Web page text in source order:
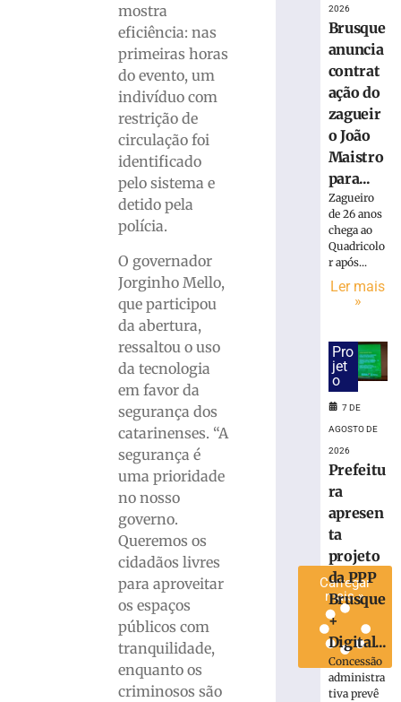
mostra
eficiência: nas
primeiras horas
do evento, um
indivíduo com
restrição de
circulação foi
identificado
pelo sistema e
detido pela
polícia.
O governador
Jorginho Mello,
que participou
da abertura,
ressaltou o uso
da tecnologia
em favor da
segurança dos
catarinenses. “A
segurança é
uma prioridade
no nosso
governo.
Queremos os
cidadãos livres
para aproveitar
os espaços
públicos com
tranquilidade,
enquanto os
criminosos são
Brusque
agosto
mais
Polícia
Civil
realiza
ação
contra
drogas
Bairro
Azambuja
agosto
mais
Carregar
mais »
2026
Brusque
anuncia
contrat
ação do
zagueir
o João
Maistro
para...
Zagueiro
de 26 anos
chega ao
Quadricolo
r após...
Ler mais
»
Pro
jet
o
7 DE
AGOSTO DE
2026
Prefeitu
ra
apresen
ta
projeto
da PPP
Brusque
+
Digital...
Concessão
administra
tiva prevê